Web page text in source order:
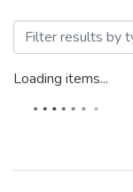
Browsing
Loading items...